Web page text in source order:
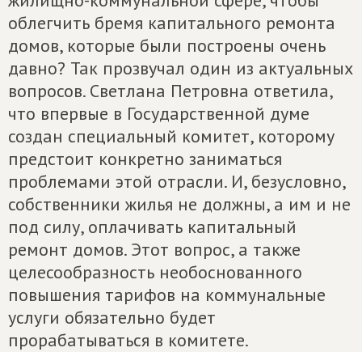
облегчить бремя капитального ремонта
домов, которые были построены очень
давно? Так прозвучал один из актуальных
вопросов. Светлана Петровна ответила,
что впервые в Государственной думе
создан специальный комитет, которому
предстоит конкретно заниматься
проблемами этой отрасли. И, безусловно,
собственники жилья не должны, а им и не
под силу, оплачивать капитальный
ремонт домов. Этот вопрос, а также
целесообразность необоснованного
повышения тарифов на коммунальные
услуги обязательно будет
прорабатываться в комитете.